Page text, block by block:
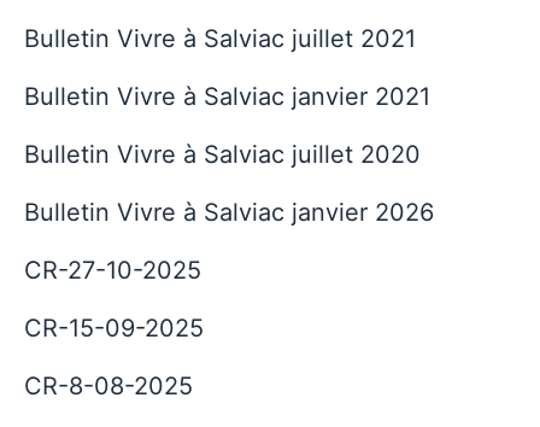
Bulletin Vivre à Salviac juillet 2021
Bulletin Vivre à Salviac janvier 2021
Bulletin Vivre à Salviac juillet 2020
Bulletin Vivre à Salviac janvier 2026
CR-27-10-2025
CR-15-09-2025
CR-8-08-2025